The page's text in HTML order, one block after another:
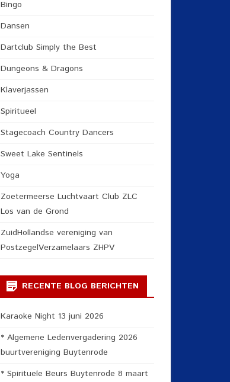
Bingo
Dansen
Dartclub Simply the Best
Dungeons & Dragons
Klaverjassen
Spiritueel
Stagecoach Country Dancers
Sweet Lake Sentinels
Yoga
Zoetermeerse Luchtvaart Club ZLC
Los van de Grond
ZuidHollandse vereniging van
PostzegelVerzamelaars ZHPV
RECENTE BLOG BERICHTEN
Karaoke Night 13 juni 2026
* Algemene Ledenvergadering 2026
buurtvereniging Buytenrode
* Spirituele Beurs Buytenrode 8 maart